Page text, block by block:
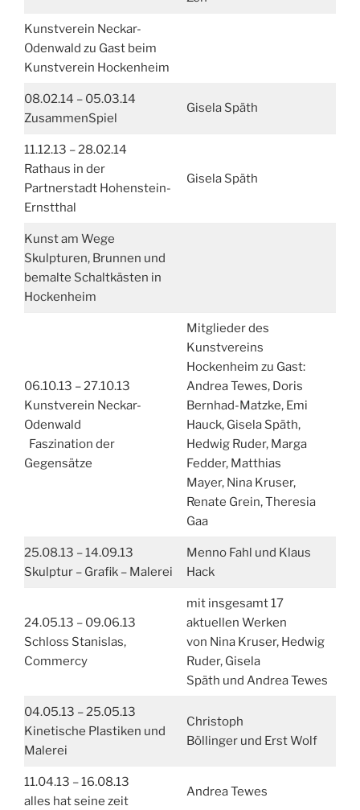
Kunstverein Neckar-
Odenwald zu Gast beim
Kunstverein Hockenheim
08.02.14 – 05.03.14
ZusammenSpiel
Gisela Späth
11.12.13 – 28.02.14
Rathaus in der
Partnerstadt Hohenstein-
Ernstthal
Gisela Späth
Kunst am Wege
Skulpturen, Brunnen und
bemalte Schaltkästen in
Hockenheim
06.10.13 – 27.10.13
Kunstverein Neckar-
Odenwald
Faszination der
Gegensätze
Mitglieder des
Kunstvereins
Hockenheim zu Gast:
Andrea Tewes, Doris
Bernhad-Matzke, Emi
Hauck, Gisela Späth,
Hedwig Ruder, Marga
Fedder, Matthias
Mayer, Nina Kruser,
Renate Grein, Theresia
Gaa
25.08.13 – 14.09.13
Skulptur – Grafik – Malerei
Menno Fahl und Klaus
Hack
24.05.13 – 09.06.13
Schloss Stanislas,
Commercy
mit insgesamt 17
aktuellen Werken
von Nina Kruser, Hedwig
Ruder, Gisela
Späth und Andrea Tewes
04.05.13 – 25.05.13
Kinetische Plastiken und
Malerei
Christoph
Böllinger und Erst Wolf
11.04.13 – 16.08.13
alles hat seine zeit
Andrea Tewes